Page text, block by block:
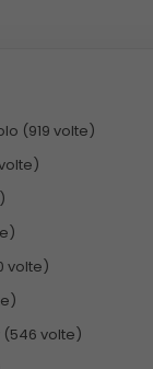
(919 volte)
volte)
(546 volte)